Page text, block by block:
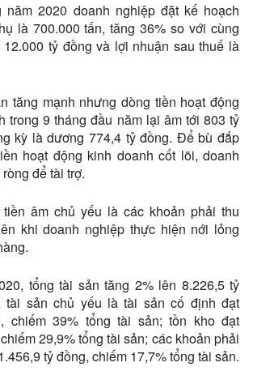
2020 doanh nghiệp đặt kế hoạch
là 700.000 tấn, tăng 36% so với cùng
tỷ đồng và lợi nhuận sau thuế là
tăng mạnh nhưng dòng tiền hoạt động
trong 9 tháng đầu năm lại âm tới 803 tỷ
kỳ là dương 774,4 tỷ đồng. Để bù đắp
hoạt động kinh doanh cốt lõi, doanh
để tài trợ.
âm chủ yếu là các khoản phải thu
khi doanh nghiệp thực hiện nới lỏng
tổng tài sản tăng 2% lên 8.226,5 tỷ
tài sản chủ yếu là tài sản cố định đạt
chiếm 39% tổng tài sản; tồn kho đạt
29,9% tổng tài sản; các khoản phải
tỷ đồng, chiếm 17,7% tổng tài sản.